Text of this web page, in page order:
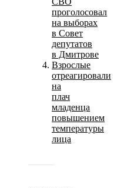
проголосовал
на выборах
в Совет
депутатов
в Дмитрове
Взрослые
отреагировали
на
плач
младенца
повышением
температуры
лица